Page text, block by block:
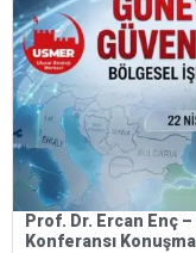
Prof. Dr. Ercan Enç
Konferansı